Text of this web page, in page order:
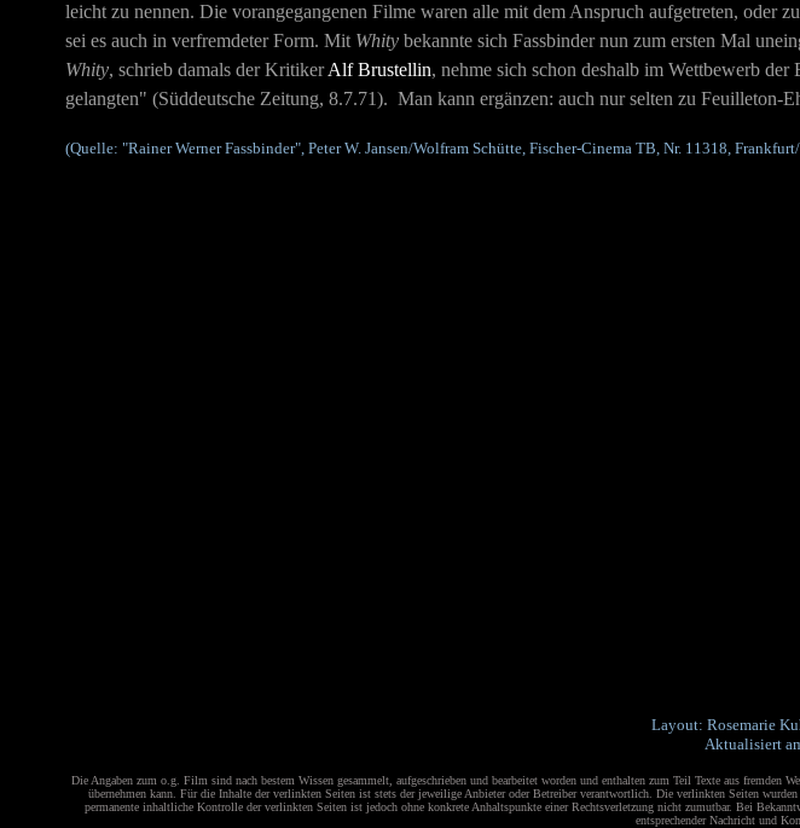
leicht zu nennen. Die vorangegangenen Filme waren alle mit dem Anspruch aufgetreten, oder
sei es auch in verfremdeter Form. Mit Whity bekannte sich Fassbinder nun zum ersten Mal
Whity, schrieb damals der KritikerAlf Brustellin, nehme sich schon deshalb im Wettbewerb
gelangten" (Süddeutsche Zeitung, 8.7.71). Man kann ergänzen: auch nur selten zu Feuilleton-
(Quelle: "Rainer Werner Fassbinder", Peter W. Jansen/Wolfram Schütte, Fischer-Cinema TB, Nr. 11318,
Layout: Rosemarie
Aktualisiert
Die Angaben zum o.g. Film sind nach bestem Wissen gesammelt, aufgeschrieben und bearbeitet worden und enthalten zum Teil Texte aus fremden
übernehmen kann. Für die Inhalte der verlinkten Seiten ist stets der jeweilige Anbieter oder Betreiber verantwortlich. Die verlinkten Seiten
permanente inhaltliche Kontrolle der verlinkten Seiten ist jedoch ohne konkrete Anhaltspunkte einer Rechtsverletzung nicht zumutbar. Bei
entsprechender Nachricht und